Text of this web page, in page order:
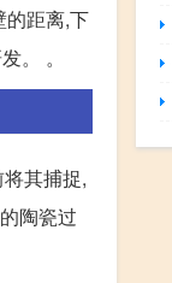
的距离,下
。 。
其捕捉,
陶瓷过